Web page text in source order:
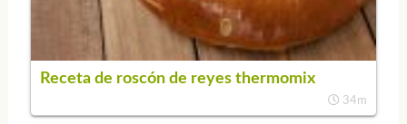
Receta de roscón de reyes thermomix
34m